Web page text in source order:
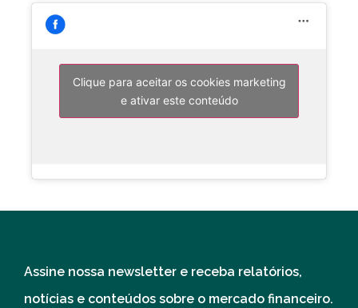
Clique para aceitar os cookies marketing
e ativar este conteúdo
Assine nossa newsletter e receba relatórios,
notícias e conteúdos sobre o mercado financeiro.